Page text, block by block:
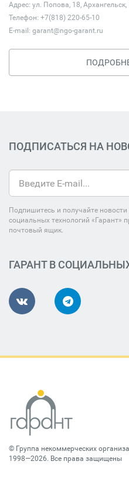
Адрес: ул. Попова, 18, Архангельск,
Телефон: +7(818) 220-65-10
E-mail: garant@ngo-garant.ru
ПОДПИСАТЬСЯ НА
Подпишитесь и получайте
социальных технологий «Гарант»
почтовый ящик.
ГАРАНТ В
© Группа некоммерческих
1998—2026. Все права защищены